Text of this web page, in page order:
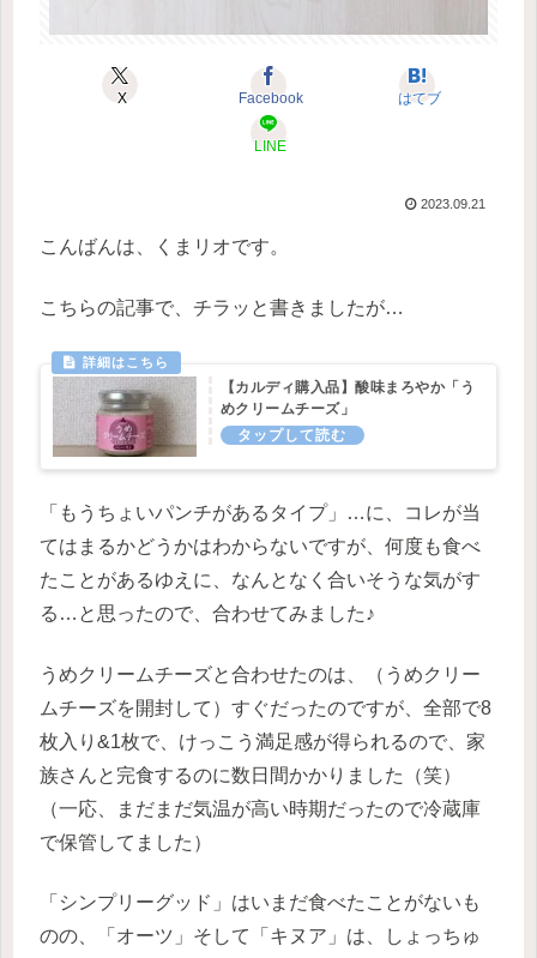
X Facebook はてブ
LINE
2023.09.21
こんばんは、くまリオです。
こちらの記事で、チラッと書きましたが…
【カルディ購入品】酸味まろやか「う
めクリームチーズ」
「もうちょいパンチがあるタイプ」…に、コレが当
てはまるかどうかはわからないですが、何度も食べ
たことがあるゆえに、なんとなく合いそうな気がす
る…と思ったので、合わせてみました♪
うめクリームチーズと合わせたのは、（うめクリー
ムチーズを開封して）すぐだったのですが、全部で8
枚入り&1枚で、けっこう満足感が得られるので、家
族さんと完食するのに数日間かかりました（笑）
（一応、まだまだ気温が高い時期だったので冷蔵庫
で保管してました）
「シンプリーグッド」はいまだ食べたことがないも
のの、「オーツ」そして「キヌア」は、しょっちゅ